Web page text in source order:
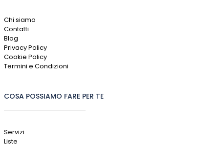
Chi siamo
Contatti
Blog
Privacy Policy
Cookie Policy
Termini e Condizioni
COSA POSSIAMO FARE PER TE
Servizi
Liste